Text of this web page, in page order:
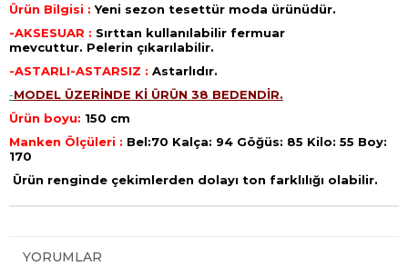
Ürün Bilgisi :Yeni sezon tesettür moda ürünüdür.
-AKSESUAR : Sırttan kullanılabilir fermuar
mevcuttur. Pelerin çıkarılabilir.
-ASTARLI-ASTARSIZ : Astarlıdır.
-MODEL ÜZERİNDE Kİ ÜRÜN 38 BEDENDİR.
Ürün boyu: 150 cm
Manken Ölçüleri : Bel:70 Kalça: 94 Göğüs: 85 Kilo: 55 Boy:
170
Ürün renginde çekimlerden dolayı ton farklılığı olabilir.
YORUMLAR